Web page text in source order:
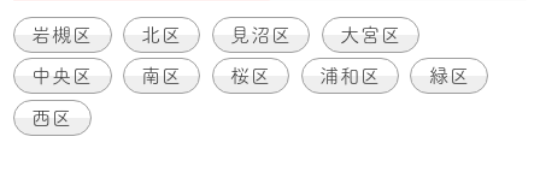
岩槻区 北区 見沼区 大宮区
中央区 南区 桜区 浦和区 緑区
西区